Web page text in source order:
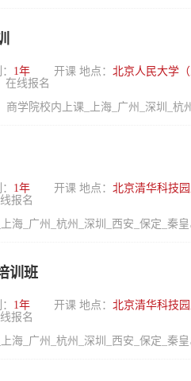
1年 开课 地点： 北京人民大学
在线报名
商学院校内上课_上海_广州_深圳_杭
1年 开课 地点： 北京清华科技
报名
海_广州_杭州_深圳_西安_保定_秦
训班
1年 开课 地点： 北京清华科技
报名
海_广州_杭州_深圳_西安_保定_秦